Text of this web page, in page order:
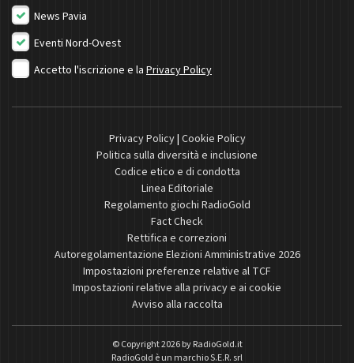
News Pavia
Eventi Nord-Ovest
Accetto l'iscrizione e la Privacy Policy
Privacy Policy| Cookie Policy
Politica sulla diversità e inclusione
Codice etico e di condotta
Linea Editoriale
Regolamento giochi RadioGold
Fact Check
Rettifica e correzioni
Autoregolamentazione Elezioni Amministrative 2026
Impostazioni preferenze relative al TCF
Impostazioni relative alla privacy e ai cookie
Avviso alla raccolta
© Copyright 2026 byRadioGold.it
RadioGold è un marchio S.E.R. srl